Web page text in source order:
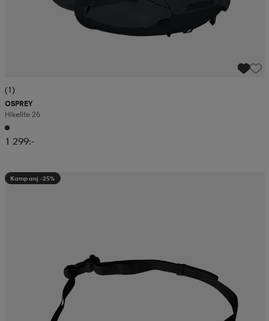
(1)
OSPREY
Hikelite 26
1 299:-
Kampanj -25%